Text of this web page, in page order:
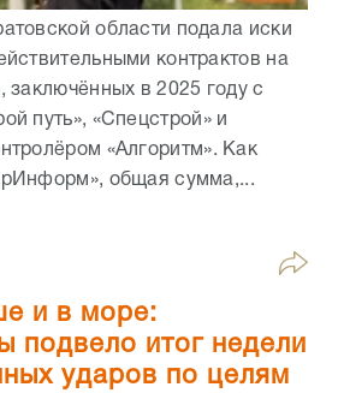
области подала иски
контрактов на
заключённых в 2025 году с
путь», «Спецстрой» и
«Алгоритм». Как
общая сумма,...
и в море:
подвело итог недели
ударов по целям